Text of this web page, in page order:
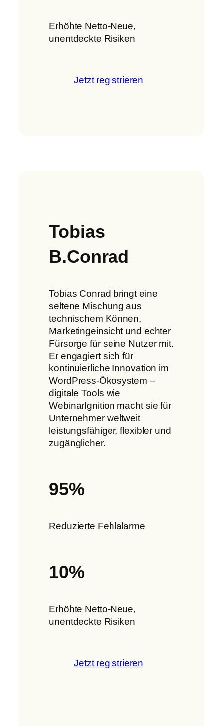
Erhöhte Netto-Neue,
unentdeckte Risiken
Jetzt registrieren
Tobias
B.Conrad
Tobias Conrad bringt eine
seltene Mischung aus
technischem Können,
Marketingeinsicht und echter
Fürsorge für seine Nutzer mit.
Er engagiert sich für
kontinuierliche Innovation im
WordPress-Ökosystem –
digitale Tools wie
WebinarIgnition macht sie für
Unternehmer weltweit
leistungsfähiger, flexibler und
zugänglicher.
95%
Reduzierte Fehlalarme
10%
Erhöhte Netto-Neue,
unentdeckte Risiken
Jetzt registrieren